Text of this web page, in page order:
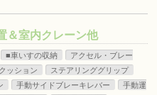
＆室内クレーン他
■車いすの収納
アクセル・ブレー
ッション
ステアリンググリップ
手動サイドブレーキレバー
手動運